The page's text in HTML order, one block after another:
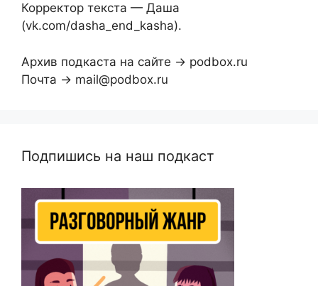
Корректор текста — Даша
(vk.com/dasha_end_kasha).
Архив подкаста на сайте → podbox.ru
Почта → mail@podbox.ru
Подпишись на наш подкаст